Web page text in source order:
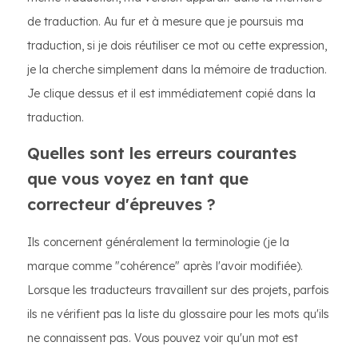
de traduction. Au fur et à mesure que je poursuis ma
traduction, si je dois réutiliser ce mot ou cette expression,
je la cherche simplement dans la mémoire de traduction.
Je clique dessus et il est immédiatement copié dans la
traduction.
Quelles sont les erreurs courantes
que vous voyez en tant que
correcteur d'épreuves ?
Ils concernent généralement la terminologie (je la
marque comme "cohérence" après l'avoir modifiée).
Lorsque les traducteurs travaillent sur des projets, parfois
ils ne vérifient pas la liste du glossaire pour les mots qu'ils
ne connaissent pas. Vous pouvez voir qu'un mot est